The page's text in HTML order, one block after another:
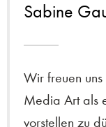
Sabine
Wir freuen
Media Art als
vorstellen zu